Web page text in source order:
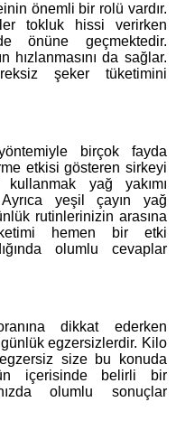
önemli bir rolü vardır.
tokluk hissi verirken
önüne geçmektedir.
hızlanmasını da sağlar.
şeker tüketimini
birçok fayda
etkisi gösteren sirkeyi
yağ yakımı
yeşil çayın yağ
rutinlerinizin arasına
hemen bir etki
olumlu cevaplar
dikkat ederken
egzersizlerdir. Kilo
size bu konuda
içerisinde belirli bir
olumlu sonuçlar